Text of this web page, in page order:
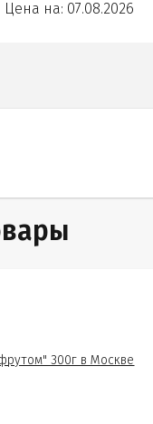
Цена на: 07.08.2026